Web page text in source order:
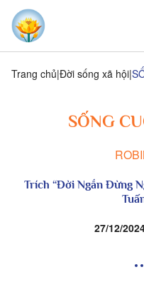
Trang chủ Đời sống xã hội
SỐNG
Trích “Đời Ngắn Đừng
27/12/